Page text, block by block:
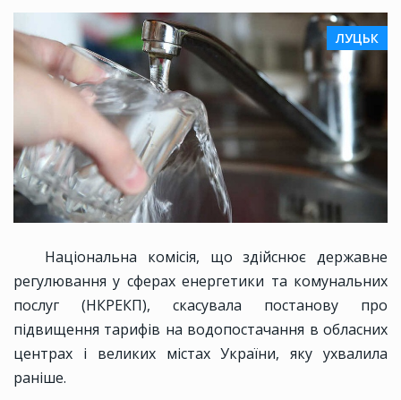
ЛУЦЬК
Національна комісія, що здійснює державне
регулювання у сферах енергетики та комунальних
послуг (НКРЕКП), скасувала постанову про
підвищення тарифів на водопостачання в обласних
центрах і великих містах України, яку ухвалила
раніше.